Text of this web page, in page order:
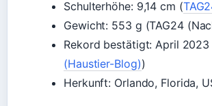
Schulterhöhe: 9,14 cm (
Gewicht: 553 g (TAG24
Rekord bestätigt: April
(Haustier-Blog))
Herkunft: Orlando, Florida,